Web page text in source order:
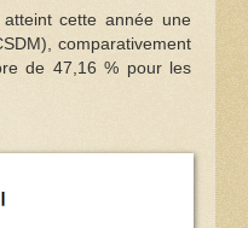
cette année une
comparativement
de 47,16 % pour les